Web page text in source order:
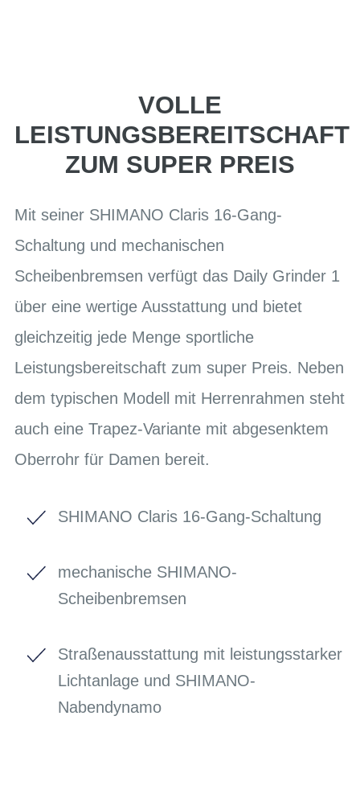
VOLLE
LEISTUNGSBEREITSCHAFT
ZUM SUPER PREIS
Mit seiner SHIMANO Claris 16-Gang-
Schaltung und mechanischen
Scheibenbremsen verfügt das Daily Grinder 1
über eine wertige Ausstattung und bietet
gleichzeitig jede Menge sportliche
Leistungsbereitschaft zum super Preis. Neben
dem typischen Modell mit Herrenrahmen steht
auch eine Trapez-Variante mit abgesenktem
Oberrohr für Damen bereit.
SHIMANO Claris 16-Gang-Schaltung
mechanische SHIMANO-
Scheibenbremsen
Straßenausstattung mit leistungsstarker
Lichtanlage und SHIMANO-
Nabendynamo